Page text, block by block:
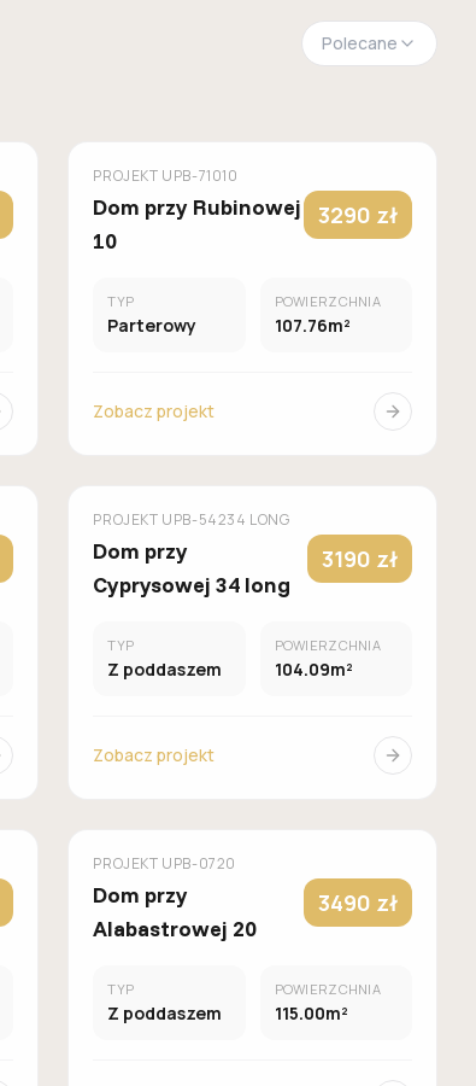
Polecane
GALERIA DOMÓW
PROJEKT UPB-71010
Dom przy Rubinowej
10
3290 zł
TYP
Parterowy
POWIERZCHNIA
107.76m²
Zobacz projekt
GALERIA DOMÓW
PROJEKT UPB-54234 LONG
Dom przy
Cyprysowej 34 long
3190 zł
TYP
Z poddaszem
POWIERZCHNIA
104.09m²
Zobacz projekt
GALERIA DOMÓW
PROJEKT UPB-0720
Dom przy
Alabastrowej 20
3490 zł
TYP
Z poddaszem
POWIERZCHNIA
115.00m²